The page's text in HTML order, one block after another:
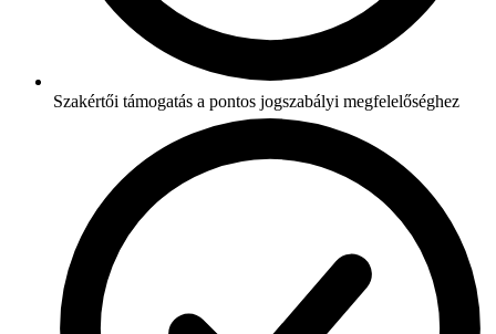
Szakértői támogatás a pontos jogszabályi megfelelőséghez